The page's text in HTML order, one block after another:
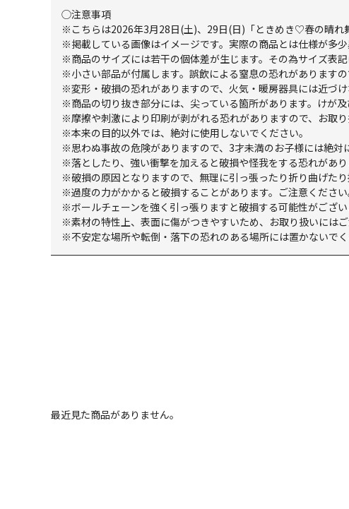
◯注意事項
※こちらは2026年3月28日(土)、29日(日)「ときめき♡春の晴れ
※掲載している画像はイメージです。実際の商品とは仕様が多少
※商品のサイズには若干の個体差が生じます。その為サイズ表
※小さい部品が付属します。誤飲による窒息の恐れがあります
※変形・破損の恐れがありますので、火気・暖房器具には近づけ
※商品の切り抜き部分には、尖っている箇所があります。けが
※摩擦や刺激により印刷が剥がれる恐れがありますので、お取り
※本来の目的以外では、絶対に使用しないでください。
※思わぬ事故の危険がありますので、3才未満のお子様には絶対
※落としたり、強い衝撃を加えると破損や怪我をする恐れがあり
※破損の原因となりますので、無理に引っ張ったり折り曲げたり
※過度の力がかかると破損することがあります。ご注意ください
※ボールチェーンを強く引っ張りますと破損する可能性がござい
※素材の特性上、表面に傷がつきやすいため、お取り扱いにはご
※不安定な場所や転倒・落下の恐れのある場所には置かないでく
最近見た商品がありません。